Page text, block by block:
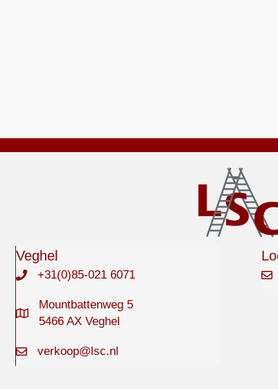
Veghel
+31(0)85-021 6071
Mountbattenweg 5
5466 AX Veghel
verkoop@lsc.nl